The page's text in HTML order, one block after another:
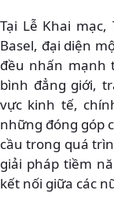
Tại Lễ Khai
Basel, đại diện
đều nhấn mạnh
bình đẳng giới,
vực kinh tế,
những đóng góp
cầu trong quá
giải pháp tiềm
kết nối giữa các